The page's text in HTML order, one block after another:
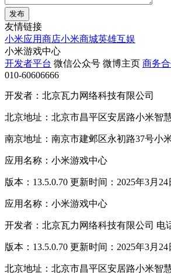
发布
友情链接
小米应用商店小米商城英雄互娱
小米游戏中心
开发者平台 微信公众号 微博主页 商务
010-60606666
开发者：北京瓦力网络科技有限公司
北京地址：北京市昌平区安居路小米智
南京地址：南京市建邺区永初路37号小
应用名称：小米游戏中心
版本：13.5.0.70 更新时间：2025年3月24
应用名称：小米游戏中心
开发者：北京瓦力网络科技有限公司 电
版本：13.5.0.70 更新时间：2025年3月24
北京地址：北京市昌平区安居路小米智